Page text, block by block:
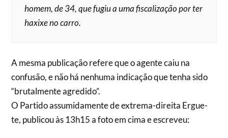
homem, de 34, que fugiu a uma fiscalização por ter
haxixe no carro.
A mesma publicação refere que o agente caiu na
confusão, e não há nenhuma indicação que tenha sido
“brutalmente agredido”.
O Partido assumidamente de extrema-direita Ergue-
te, publicou às 13h15 a foto em cima e escreveu: